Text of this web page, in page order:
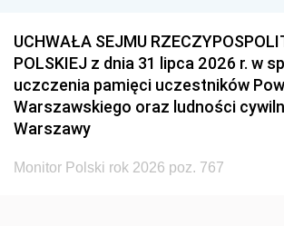
UCHWAŁA SEJMU
POLSKIEJ z dnia 31 lipca 2026 r. w
uczczenia pamięci uczestników
Warszawskiego oraz ludności
Warszawy
Monitor Polski rok 2026 poz. 767